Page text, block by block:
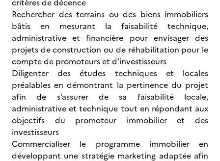
critères de décence
Rechercher des terrains ou des biens immobiliers
bâtis en mesurant la faisabilité technique,
administrative et financière pour envisager des
projets de construction ou de réhabilitation pour le
compte de promoteurs et d’investisseurs
Diligenter des études techniques et locales
préalables en démontrant la pertinence du projet
afin de s’assurer de sa faisabilité locale,
administrative et technique tout en répondant aux
objectifs du promoteur immobilier et des
investisseurs
Commercialiser le programme immobilier en
développant une stratégie marketing adaptée afin